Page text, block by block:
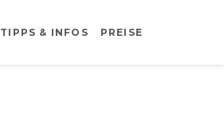
TIPPS & INFOS PREISE